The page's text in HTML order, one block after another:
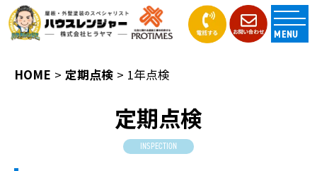
MENU
HOME 定期点検 1年点検
定期点検
INSPECTION